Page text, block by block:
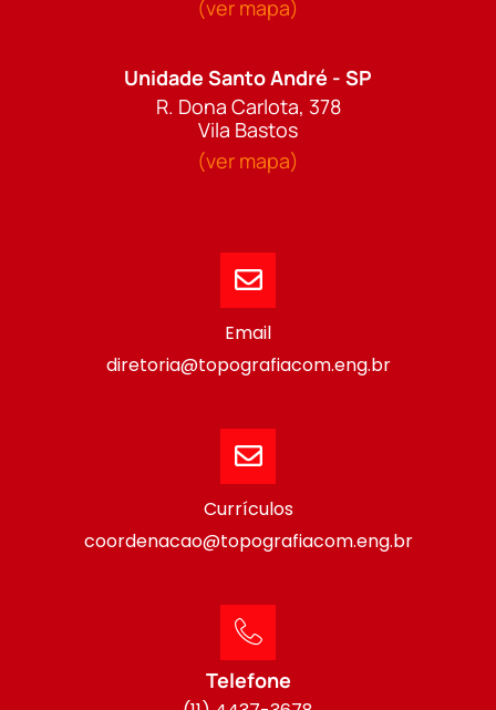
(ver mapa)
Unidade Santo André - SP
R. Dona Carlota, 378
Vila Bastos
(ver mapa)
Email
diretoria@topografiacom.eng.br
Currículos
coordenacao@topografiacom.eng.br
Telefone